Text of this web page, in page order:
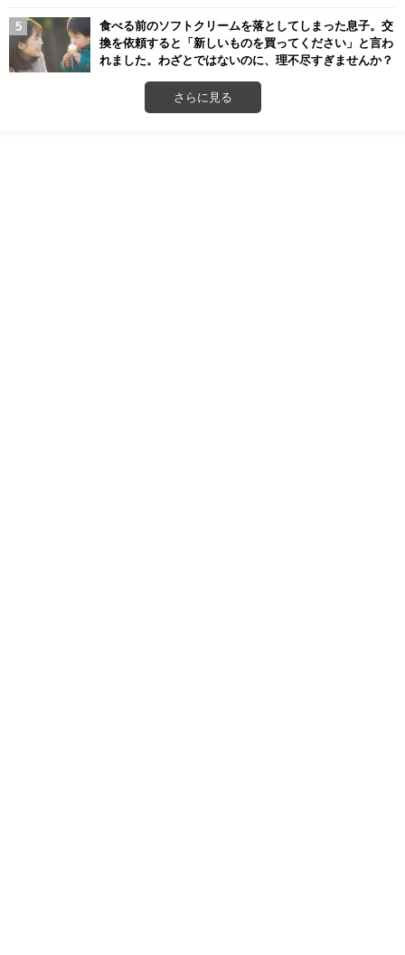
食べる前のソフトクリームを落としてしまった息子。交
換を依頼すると「新しいものを買ってください」と言わ
れました。わざとではないのに、理不尽すぎませんか？
さらに見る